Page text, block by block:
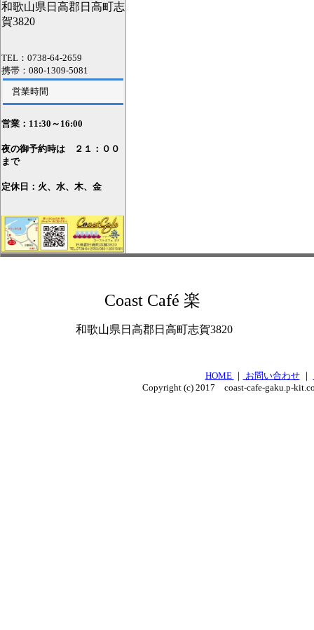
和歌山県日高郡日高町志
賀3820
TEL：0738-64-2659
携帯：080-1309-5081
営業時間
営業：11:30～16:00
夜の御予約時は ２１：００
まで
定休日：火、水、木、金
Coast Café 楽
和歌山県日高郡日高町志賀3820
HOME ｜ お問い合わせ｜
Copyright (c) 2017 coast-cafe-gaku.p-